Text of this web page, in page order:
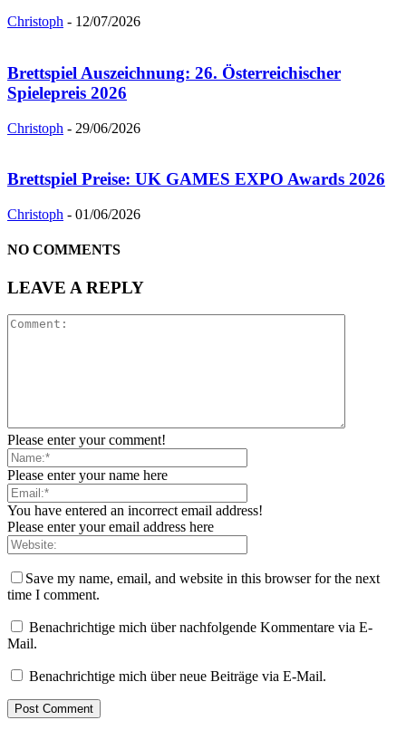
Christoph - 12/07/2026
Brettspiel Auszeichnung: 26. Österreichischer
Spielepreis 2026
Christoph - 29/06/2026
Brettspiel Preise: UK GAMES EXPO Awards 2026
Christoph - 01/06/2026
NO COMMENTS
LEAVE A REPLY
Please enter your comment!
Please enter your name here
You have entered an incorrect email address!
Please enter your email address here
Save my name, email, and website in this browser for the next
time I comment.
Benachrichtige mich über nachfolgende Kommentare via E-
Mail.
Benachrichtige mich über neue Beiträge via E-Mail.